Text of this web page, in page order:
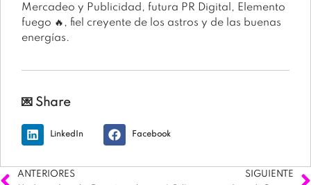
Mercadeo y Publicidad, futura PR Digital, Elemento
fuego 🔥, fiel creyente de los astros y de las buenas
energías.
💌 Share
LinkedIn Facebook
ANTERIORES SIGUIENTE